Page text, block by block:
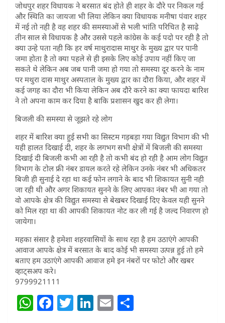
जोधपुर शहर विधायक ने बरसात बंद होते ही शहर के दौरे पर निकल गई
और स्थिति का जायजा भी लिया लेकिन क्या विधायक मनीषा पंवार शहर
में नई तो नही है वह शहर की समस्याओं से भली भांति परिचित है साढ़े
तीन साल से विधायक है और उससे पहले कांग्रेस के कई पदो पर रही है तो
क्या उन्हे पता नही कि हर वर्ष माथुरादास माथुर के मुख्य द्वार पर पानी
जमा होता है तो क्या पहले से ही इसके लिए कोई उपाय नहीं किए जा
सकते थे लेकिन अब जब पानी जमा हो गया तो समस्या दूर करने के नाम
पर मथुरा दास माथुर अस्पताल के मुख्य द्वार का दौरा किया, और शहर में
कई जगह का दौरा भी किया लेकिन अब दौरे करने का क्या फायदा बारिश
ने तो अपना काम कर दिया है बाकि प्रशासन खुद कर ही लेगा।
बिजली की समस्या से जूझते रहे लोग
शहर में बारिश क्या हुई सभी का सिस्टम गड़बड़ा गया विद्युत विभाग की भी
यही हालत दिखाई दी, शहर के लगभग सभी क्षेत्रों में बिजली की समस्या
दिखाई दी बिजली कभी आ रही है तो कभी बंद हो रही है आम लोग विद्युत
विभाग के टोल फ्री नंबर डायल करते रहे लेकिन उनके नंबर भी अधिकतर
बिजी ही सुनाई दे रहा था कई फोन लगाने के बाद भी शिकायत सुनी नही
जा रही थी और अगर शिकायत सुनने के लिए आपका नंबर भी आ गया तो
वो आपके क्षेत्र की विद्युत समस्या से बेखबर दिखाई दिए केवल यही सुनने
को मिल रहा था की आपकी शिकायत नोट कर ली गई है जल्द निवारण हो
जायेगा।
महका संसार है हमेशा शहरवासियों के साथ रहा है हम उठाएंगे आपकी
आवाज आपके क्षेत्र में बरसात के बाद कोई भी समस्या उत्पन्न हुई तो हमे
बताए हम उठाएंगे आपकी आवाज हमे इन नंबरों पर फोटो और खबर
व्हाट्सअप करे।
9799921111
W F T Li E